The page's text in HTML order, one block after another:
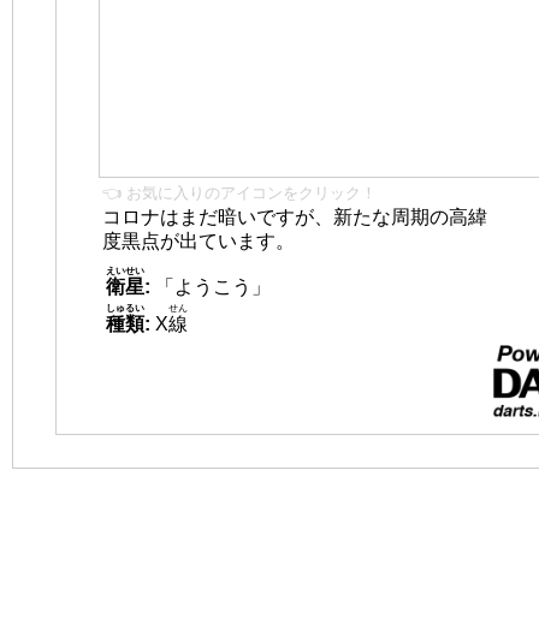
👈 お気に入りのアイコンをクリック！
コロナはまだ暗いですが、新たな周期の高緯
度黒点が出ています。
衛星
えいせい
:
「ようこう」
種類
しゅるい
: X線
せん